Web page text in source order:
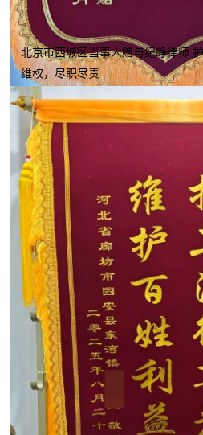
北京市西城区当事人赠与纪峥律师
维权，尽职尽责